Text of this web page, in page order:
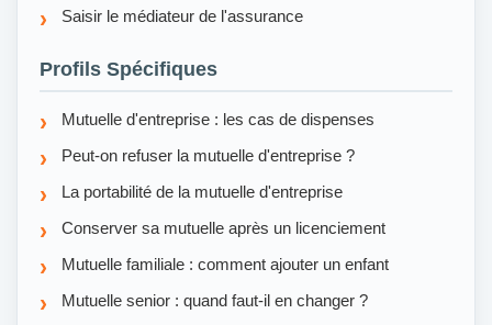
Saisir le médiateur de l'assurance
Profils Spécifiques
Mutuelle d'entreprise : les cas de dispenses
Peut-on refuser la mutuelle d'entreprise ?
La portabilité de la mutuelle d'entreprise
Conserver sa mutuelle après un licenciement
Mutuelle familiale : comment ajouter un enfant
Mutuelle senior : quand faut-il en changer ?